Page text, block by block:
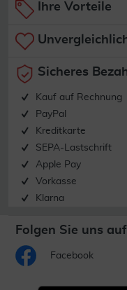
Ihre Vorteile
Sicheres
Kauf auf Rechnung
PayPal
Kreditkarte
SEPA-Lastschrift
Apple Pay
Vorkasse
Klarna
Folgen Sie uns auf
Facebook